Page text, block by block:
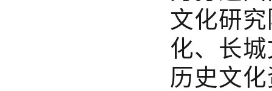
文化研
化、长
历史文